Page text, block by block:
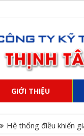
GIỚI THIỆU
Hệ thống điều khiển